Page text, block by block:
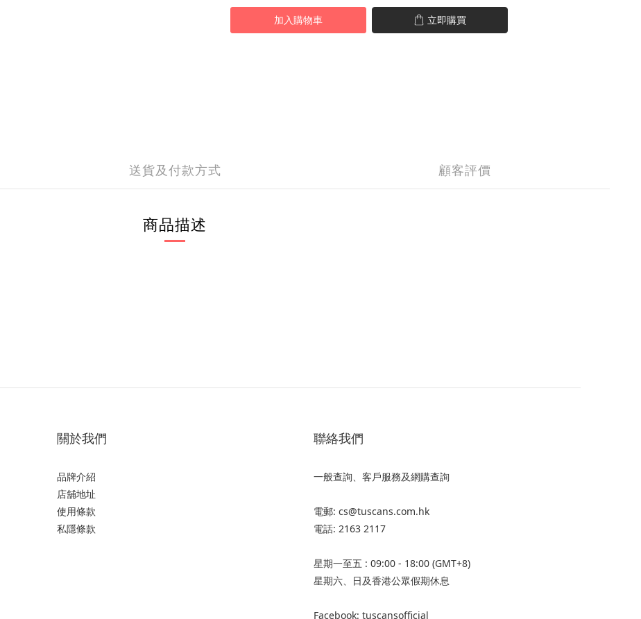
加入購物車 立即購買
送貨及付款方式 顧客評價
商品描述
關於我們
品牌介紹
店舖地址
使用條款
私隱條款
聯絡我們
一般查詢、客戶服務及網購查詢
電郵: cs@tuscans.com.hk
電話: 2163 2117
星期一至五 : 09:00 - 18:00 (GMT+8)
星期六、日及香港公眾假期休息
Facebook: tuscansofficial